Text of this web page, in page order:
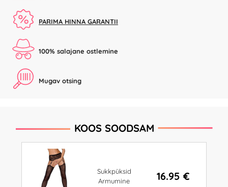
PARIMA HINNA GARANTII
100% salajane ostlemine
Mugav otsing
KOOS SOODSAM
Sukkpüksid
Armumine
16.95 €